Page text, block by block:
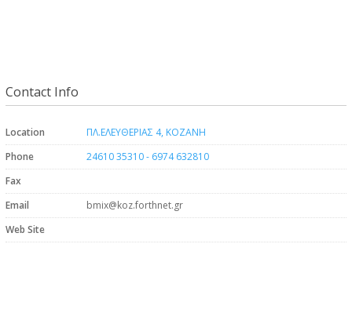
Contact Info
Location
ΠΛ.ΕΛΕΥΘΕΡΙΑΣ 4, ΚΟΖΑΝΗ
Phone
24610 35310 - 6974 632810
Fax
Email
bmix@koz.forthnet.gr
Web Site